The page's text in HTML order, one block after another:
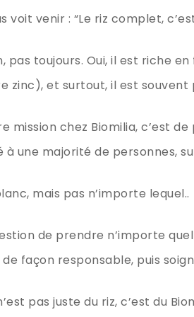
voit venir : “Le riz complet,
pas toujours. Oui, il est riche
zinc), et surtout, il est souvent
mission chez Biomilia, c’est
à une majorité de personnes,
mais pas n’importe lequel..
de prendre n’importe
façon responsable, puis
pas juste du riz, c’est du